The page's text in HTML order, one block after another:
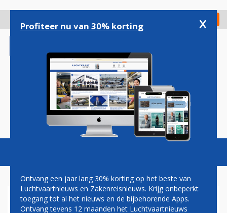
gaan
Check in
Magazine Podcasts Vacatures
FAILLISSEMENT FLYBE
Profiteer nu van 30% korting x
Ontvang een jaar lang 30% korting op het beste van
Luchtvaartnieuws en Zakenreisnieuws. Krijg onbeperkt
toegang tot al het nieuws en de bijbehorende Apps.
Ontvang tevens 12 maanden het Luchtvaartnieuws